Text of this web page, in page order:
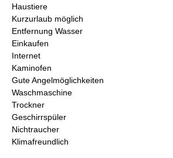
Haustiere
Kurzurlaub möglich
Entfernung Wasser
Einkaufen
Internet
Kaminofen
Gute Angelmöglichkeiten
Waschmaschine
Trockner
Geschirrspüler
Nichtraucher
Klimafreundlich